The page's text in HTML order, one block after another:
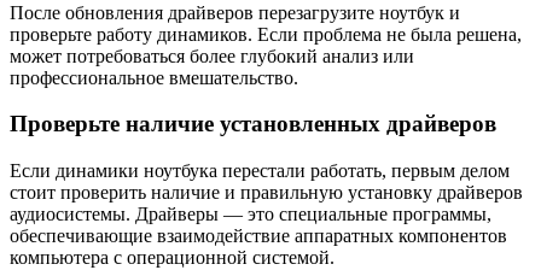
После обновления драйверов перезагрузите ноутбук и
проверьте работу динамиков. Если проблема не была решена,
может потребоваться более глубокий анализ или
профессиональное вмешательство.
Проверьте наличие установленных драйверов
Если динамики ноутбука перестали работать, первым делом
стоит проверить наличие и правильную установку драйверов
аудиосистемы. Драйверы — это специальные программы,
обеспечивающие взаимодействие аппаратных компонентов
компьютера с операционной системой.